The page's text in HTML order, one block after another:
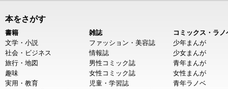
本をさがす
書籍
文学・小説
社会・ビジネス
旅行・地図
趣味
実用・教育
雑誌
ファッション・美容誌
情報誌
男性コミック誌
女性コミック誌
児童・学習誌
コミックス・ラノ
少年まんが
少女まんが
青年まんが
女性まんが
青年ラノベ